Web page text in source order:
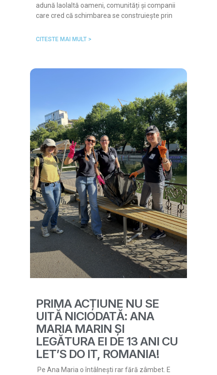
adună laolaltă oameni, comunități și companii
care cred că schimbarea se construiește prin
CITESTE MAI MULT >
PRIMA ACȚIUNE NU SE
UITĂ NICIODATĂ: ANA
MARIA MARIN ȘI
LEGĂTURA EI DE 13 ANI CU
LET’S DO IT, ROMANIA!
Pe Ana Maria o întâlnești rar fără zâmbet. E